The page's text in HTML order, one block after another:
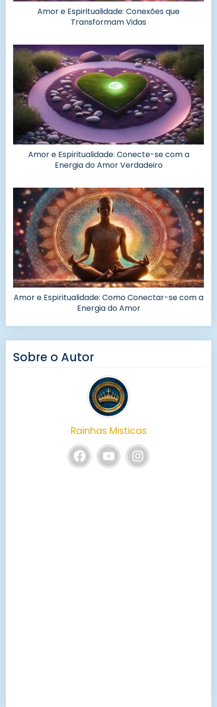
Amor e Espiritualidade: Conexões que
Transformam Vidas
Amor e Espiritualidade: Conecte-se com a
Energia do Amor Verdadeiro
Amor e Espiritualidade: Como Conectar-se com a
Energia do Amor
Sobre o Autor
Rainhas Misticas